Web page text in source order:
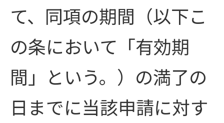
て、同項の期間（以下こ
の条において「有効期
間」という。）の満了の
日までに当該申請に対す